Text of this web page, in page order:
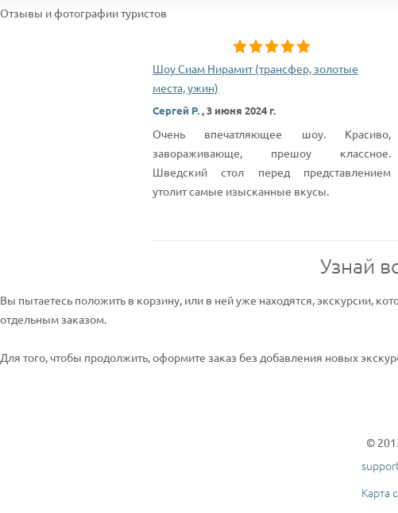
Отзывы и фотографии туристов
Шоу Сиам Нирамит (трансфер, золотые
места, ужин)
Сергей Р.,3 июня 2024 г.
Очень впечатляющее шоу. Красиво,
завораживающе, прешоу классное.
Шведский стол перед представлением
утолит самые изысканные вкусы.
Узнай
Вы пытаетесь положить в корзину, или в ней уже находятся, экскурсии,
отдельным заказом.
Для того, чтобы продолжить, оформите заказ без добавления новых
©
Карта